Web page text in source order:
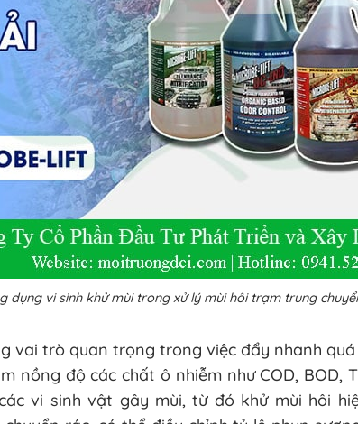
dụng vi sinh khử mùi trong xử lý mùi hôi trạm trung
vai trò quan trọng trong việc đẩy nhanh
nồng độ các chất ô nhiễm như COD, BOD,
vi sinh vật gây mùi, từ đó khử mùi hôi